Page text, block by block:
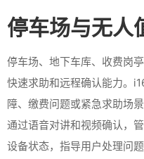
停车场与无人
停车场、地下车库、收费岗
快速求助和远程确认能力。
障、缴费问题或紧急求助场
通过语音对讲和视频确认，
设备状态，指导用户处理问